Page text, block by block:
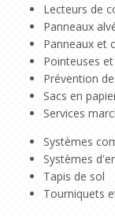
Lecteurs de
Panneaux
Panneaux et
Pointeuses
Prévention
Sacs en
Services
Systèmes
Systèmes
Tapis de sol
Tourniquets